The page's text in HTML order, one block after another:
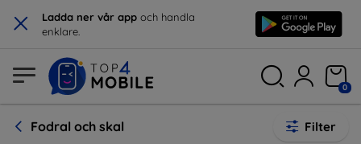
× Ladda ner vår app och handla
enklare.
0
Fodral och skal Filter